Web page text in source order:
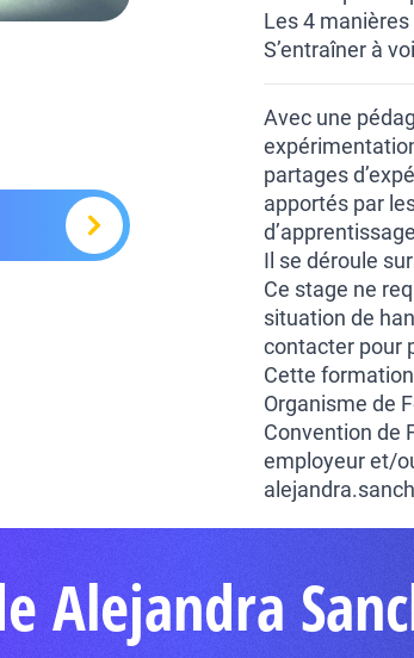
Les 4
S’entraîner à
Avec une
partages
apportés par
Il se déroule
Ce stage ne
situation de
contacter pour
Cette
Organisme de
Convention de
employeur et/
Alejandra